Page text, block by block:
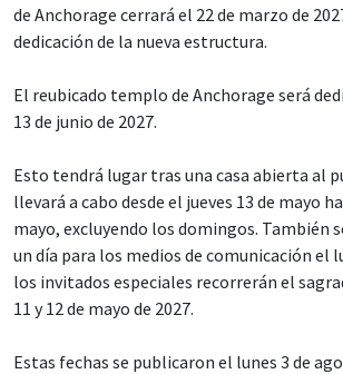
de Anchorage cerrará el 22 de marzo de
dedicación de la nueva estructura.
El reubicado templo de Anchorage será
13 de junio de 2027.
Esto tendrá lugar tras una casa abierta al
llevará a cabo desde el jueves 13 de mayo
mayo, excluyendo los domingos. También
un día para los medios de comunicación el
los invitados especiales recorrerán el
11 y 12 de mayo de 2027.
Estas fechas se publicaron el lunes 3 de